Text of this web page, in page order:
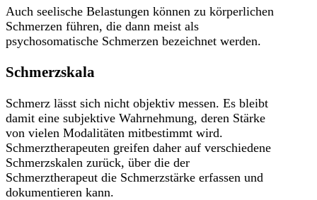
Auch seelische Belastungen können zu körperlichen
Schmerzen führen, die dann meist als
psychosomatische Schmerzen bezeichnet werden.
Schmerzskala
Schmerz lässt sich nicht objektiv messen. Es bleibt
damit eine subjektive Wahrnehmung, deren Stärke
von vielen Modalitäten mitbestimmt wird.
Schmerztherapeuten greifen daher auf verschiedene
Schmerzskalen zurück, über die der
Schmerztherapeut die Schmerzstärke erfassen und
dokumentieren kann.